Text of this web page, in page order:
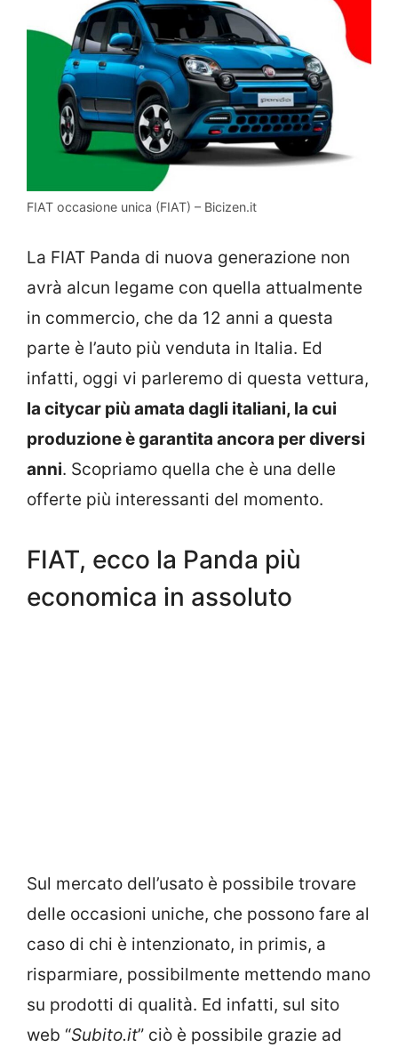
FIAT occasione unica (FIAT) – Bicizen.it
La FIAT Panda di nuova generazione non
avrà alcun legame con quella attualmente
in commercio, che da 12 anni a questa
parte è l’auto più venduta in Italia. Ed
infatti, oggi vi parleremo di questa vettura,
la citycar più amata dagli italiani, la cui
produzione è garantita ancora per diversi
anni. Scopriamo quella che è una delle
offerte più interessanti del momento.
FIAT, ecco la Panda più
economica in assoluto
Sul mercato dell’usato è possibile trovare
delle occasioni uniche, che possono fare al
caso di chi è intenzionato, in primis, a
risparmiare, possibilmente mettendo mano
su prodotti di qualità. Ed infatti, sul sito
web “Subito.it” ciò è possibile grazie ad